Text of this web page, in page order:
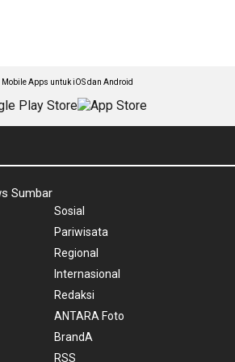
Mobile Apps untuk iOS dan Android
Sumbar
Sosial
Pariwisata
Regional
Internasional
Redaksi
ANTARA Foto
BrandA
RSS